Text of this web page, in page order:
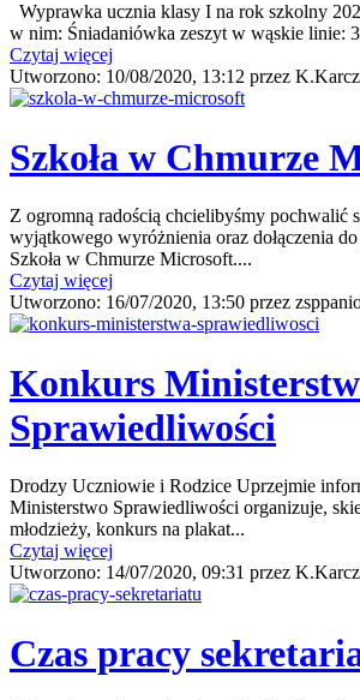
Wyprawka ucznia klasy I na rok szkolny
w nim: Śniadaniówka zeszyt w wąskie linie:
Czytaj więcej
Utworzono: 10/08/2020, 13:12 przez K.Karcz
Szkoła w Chmurze
Z ogromną radością chcielibyśmy pochwalić
wyjątkowego wyróżnienia oraz dołączenia
Szkoła w Chmurze Microsoft....
Czytaj więcej
Utworzono: 16/07/2020, 13:50 przez
Konkurs
Sprawiedliwości
Drodzy Uczniowie i Rodzice Uprzejmie
Ministerstwo Sprawiedliwości organizuje,
młodzieży, konkurs na plakat...
Czytaj więcej
Utworzono: 14/07/2020, 09:31 przez K.Karcz
Czas pracy